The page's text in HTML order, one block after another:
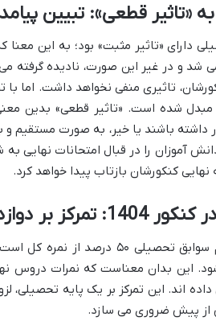
«تاثیر قطعی»: تبیین
سوابق تحصیلی دارای «تاثیر مثبت» بود؛ به
شد و در غیر این صورت، نادیده گرفته
تاثیری منفی نخواهد داشت. اما
مبدل شده است. «تاثیر قطعی» بدین
داشته باشند یا خیر، به صورت
آموزان را در قبال امتحانات نهایی
کنکورشان بازتاب پیدا خواهد کرد.
بر دوازدهم
برای داوطلبان کنکور ۱۴۰۴، سهم
این بدان معناست که نمرات دروس
اند. این تمرکز بر یک پایه تحصیلی،
از پیش ضروری می سازد.